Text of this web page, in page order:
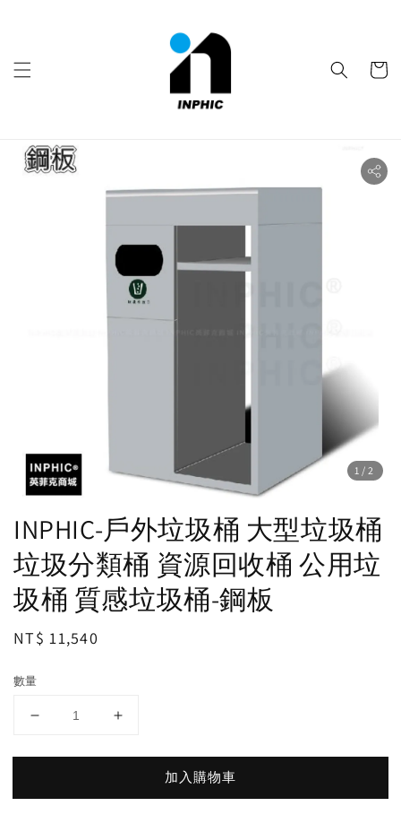
1 /2
INPHIC-戶外垃圾桶 大型垃圾桶
垃圾分類桶 資源回收桶 公用垃
圾桶 質感垃圾桶-鋼板
Regular
NT$ 11,540
數量
加入購物車